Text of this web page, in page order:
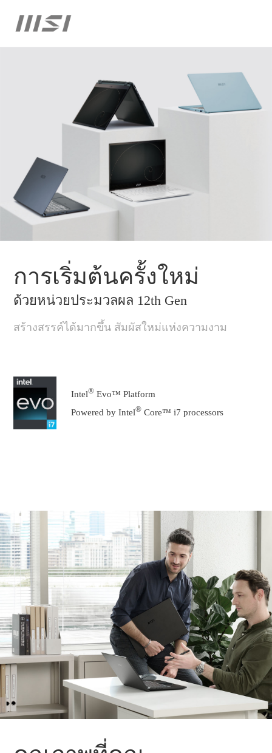
การเริ่มต้นครั้งใหม่
ด้วยหน่วยประมวลผล 12th Gen
สร้างสรรค์ได้มากขึ้น สัมผัสใหม่แห่งความงาม
Intel® Evo™ Platform
Powered by Intel® Core™ i7 processors